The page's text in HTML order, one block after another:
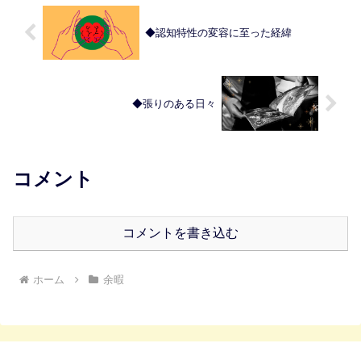
◆認知特性の変容に至った経緯
◆張りのある日々
コメント
コメントを書き込む
ホーム 余暇